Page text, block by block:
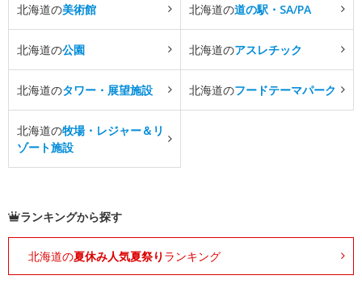
北海道の美術館 北海道の道の駅・SA/PA
北海道の公園 北海道のアスレチック
北海道のタワー・展望施設 北海道のフードテーマパーク
北海道の牧場・レジャー＆リ
ゾート施設
ランキングから探す
北海道の夏休み人気夏祭り ランキング